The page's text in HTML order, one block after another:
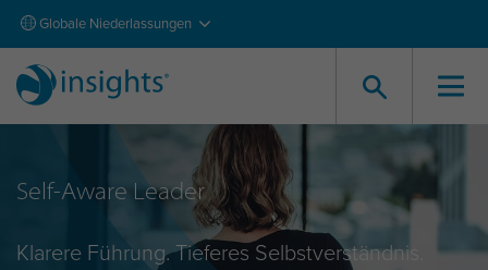
Globale Niederlassungen
Self-Aware Leader
Klarere Führung. Tieferes Selbstverständnis.